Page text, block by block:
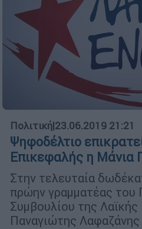
Πολιτική|23.06.2019 21:21
Ψηφοδέλτιο
Επικεφαλής η Μάνια
Στην τελευταία
πρώην γραμματέας του
Συμβουλίου της
Παναγιώτης Λαφαζάνης